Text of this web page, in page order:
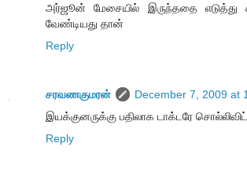
அர்ஜூன் மேசையில் இருந்ததை எடுத்து
வேண்டியது தான்
Reply
சரவணகுமரன்
December 7, 2009 at
இயக்குனருக்கு பதிலாக டாக்டரே
Reply